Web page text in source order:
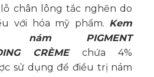
chân lông tắc nghẽn do
với hóa mỹ phẩm. Kem
PIGMENT
CRÈMEchứa 4%
sử dụng để điều trị nám